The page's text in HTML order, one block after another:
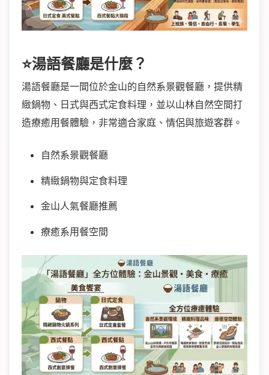
⭐湯語餐廳是什麼？
湯語餐廳是一間位於金山的自然系景觀餐廳，提供精
緻鍋物、日式與西式定食料理，並以山林自然空間打
造療癒用餐體驗，非常適合家庭、情侶與旅遊客群。
自然系景觀餐廳
精緻鍋物與定食料理
金山人氣餐廳推薦
療癒系用餐空間